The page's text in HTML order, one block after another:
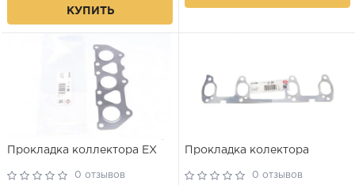
КУПИТЬ
Прокладка коллектора EX
0 отзывов
Прокладка колектора
0 отзывов